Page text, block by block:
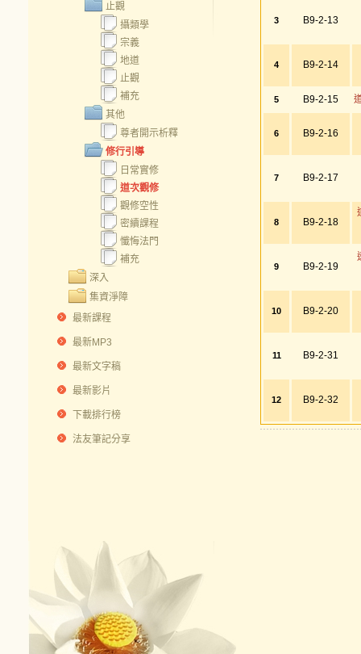
止觀
攝類學
宗義
地道
止觀
補充
其他
尊者開示析釋
修行引導
日常實修
道次觀修
觀修空性
密續課程
懺悔法門
補充
深入
集資淨障
最新課程
最新MP3
最新文字稿
最新影片
下載排行榜
法友筆記分享
3 B9-2-13
4 B9-2-14
5 B9-2-15
6 B9-2-16
7 B9-2-17
8 B9-2-18
9 B9-2-19
10 B9-2-20
11 B9-2-31
12 B9-2-32